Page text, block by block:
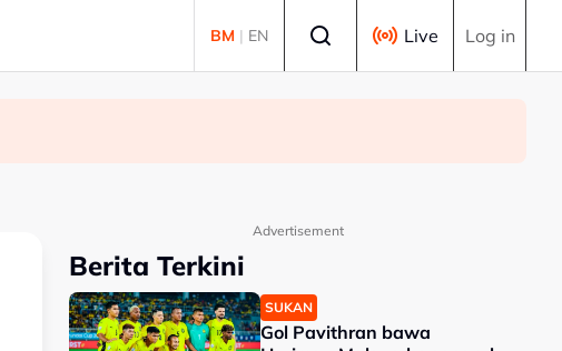
BM | EN Live Log in
Advertisement
Berita Terkini
SUKAN
Gol Pavithran bawa